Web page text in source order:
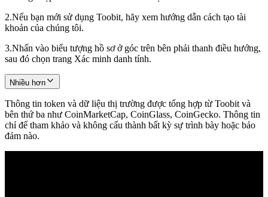
2.Nếu bạn mới sử dụng Toobit, hãy xem hướng dẫn cách tạo tài
khoản của chúng tôi.
3.Nhấn vào biểu tượng hồ sơ ở góc trên bên phải thanh điều hướng,
sau đó chọn trang Xác minh danh tính.
Nhiều hơn
Thông tin token và dữ liệu thị trường được tổng hợp từ Toobit và
bên thứ ba như CoinMarketCap, CoinGlass, CoinGecko. Thông tin
chỉ để tham khảo và không cấu thành bất kỳ sự trình bày hoặc bảo
đảm nào.